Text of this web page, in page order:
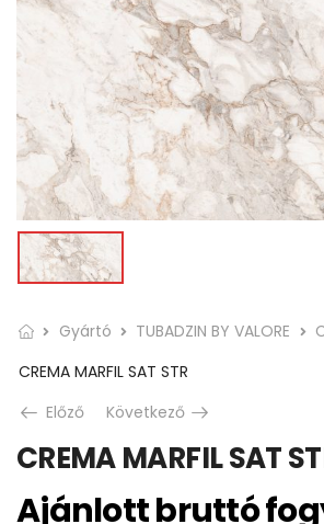
Gyártó TUBADZIN BY VALORE
CREMA MARFIL SAT STR
Előző
Következő
CREMA MARFIL SAT
Ajánlott bruttó